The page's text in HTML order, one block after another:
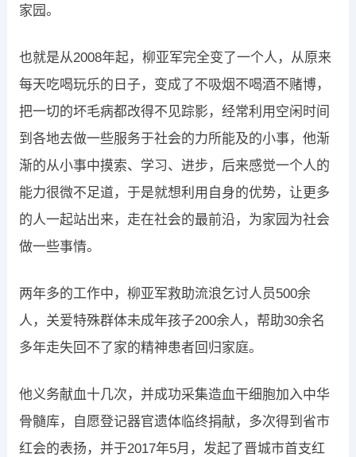
家园。
也就是从2008年起，柳亚军完全变了一个人，从原来
每天吃喝玩乐的日子，变成了不吸烟不喝酒不赌博，
把一切的坏毛病都改得不见踪影，经常利用空闲时间
到各地去做一些服务于社会的力所能及的小事，他渐
渐的从小事中摸索、学习、进步，后来感觉一个人的
能力很微不足道，于是就想利用自身的优势，让更多
的人一起站出来，走在社会的最前沿，为家园为社会
做一些事情。
两年多的工作中，柳亚军救助流浪乞讨人员500余
人，关爱特殊群体未成年孩子200余人，帮助30余名
多年走失回不了家的精神患者回归家庭。
他义务献血十几次，并成功采集造血干细胞加入中华
骨髓库，自愿登记器官遗体临终捐献，多次得到省市
红会的表扬，并于2017年5月，发起了晋城市首支红